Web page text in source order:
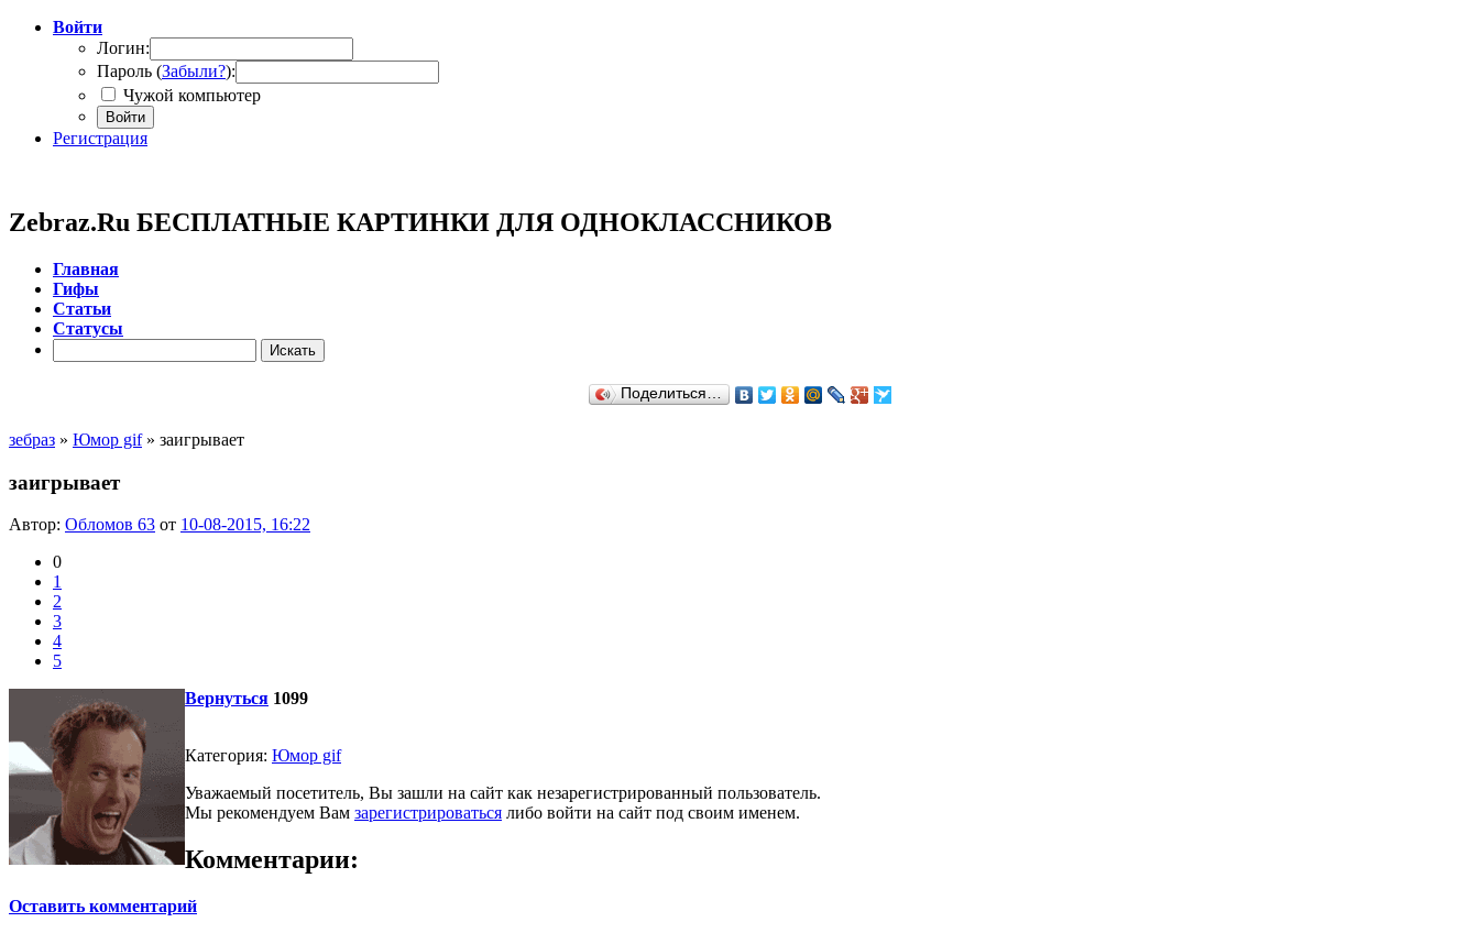
Войти
Логин:
Пароль (Забыли?):
Чужой компьютер
Войти
Регистрация
Zebraz.Ru БЕСПЛАТНЫЕ КАРТИНКИ ДЛЯ ОДНОКЛАССНИКОВ
Главная
Гифы
Cтатьи
Cтатусы
Поделиться…
зебраз » Юмор gif» заигрывает
заигрывает
Автор: Обломов 63 от 10-08-2015, 16:22
0
1
2
3
4
5
Вернуться 1099
Категория: Юмор gif
Уважаемый посетитель, Вы зашли на сайт как незарегистрированный пользователь.
Мы рекомендуем Вам зарегистрироваться либо войти на сайт под своим именем.
Комментарии:
Оставить комментарий